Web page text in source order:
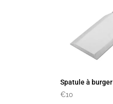
Spatule à burger
€10